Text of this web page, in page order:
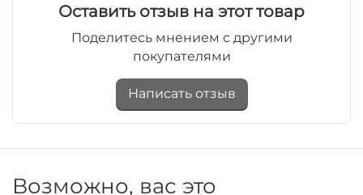
Оставить отзыв на этот товар
Поделитесь мнением с другими
покупателями
Написать отзыв
Возможно, вас это